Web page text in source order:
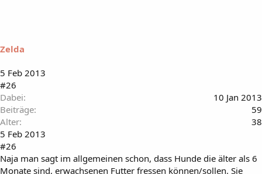
Zelda
5 Feb 2013
#26
Dabei
10 Jan 2013
Beiträge
59
Alter
38
5 Feb 2013
#26
Naja man sagt im allgemeinen schon, dass Hunde die älter als 6
Monate sind, erwachsenen Futter fressen können/sollen. Sie